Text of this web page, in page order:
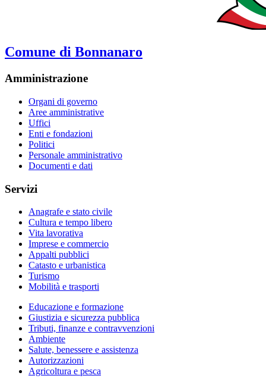
Comune di Bonnanaro
Amministrazione
Organi di governo
Aree amministrative
Uffici
Enti e fondazioni
Politici
Personale amministrativo
Documenti e dati
Servizi
Anagrafe e stato civile
Cultura e tempo libero
Vita lavorativa
Imprese e commercio
Appalti pubblici
Catasto e urbanistica
Turismo
Mobilità e trasporti
Educazione e formazione
Giustizia e sicurezza pubblica
Tributi, finanze e contravvenzioni
Ambiente
Salute, benessere e assistenza
Autorizzazioni
Agricoltura e pesca